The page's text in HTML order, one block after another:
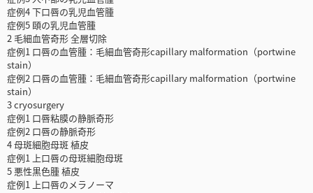
症例4 下口唇の乳児血管腫
症例5 頤の乳児血管腫
2 毛細血管奇形 全層切除
症例1 口唇の血管腫：毛細血管奇形capillary malformation（portwine
stain）
症例2 口唇の血管腫：毛細血管奇形capillary malformation（portwine
stain）
3 cryosurgery
症例1 口唇粘膜の静脈奇形
症例2 口唇の静脈奇形
4 母斑細胞母斑 植皮
症例1 上口唇の母斑細胞母斑
5 悪性黒色腫 植皮
症例1 上口唇のメラノーマ